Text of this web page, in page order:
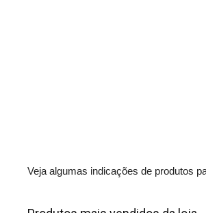
Veja algumas indicações de produtos